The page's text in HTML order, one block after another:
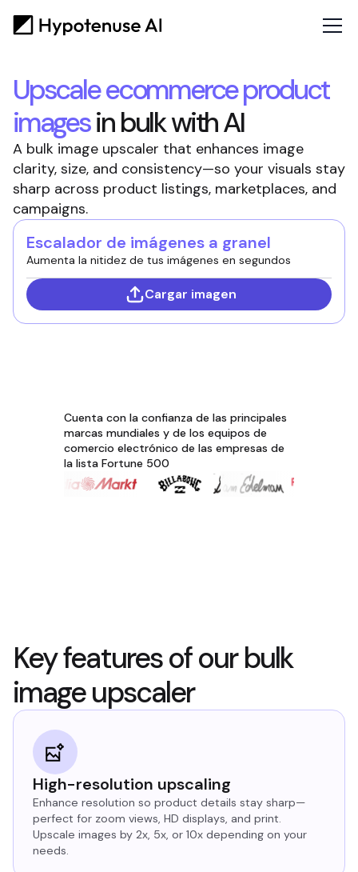
Upscaleecommerce product
imagesin bulk with AI
A bulk image upscaler that enhances image
clarity, size, and consistency—so your visuals stay
sharp across product listings, marketplaces, and
campaigns.
Escalador de imágenes a granel
Aumenta la nitidez de tus imágenes en segundos
Cargar imagen
Cuenta con la confianza de las principales
marcas mundiales y de los equipos de
comercio electrónico de las empresas de
la lista Fortune 500
Key features of our bulk
image upscaler
High-resolution upscaling
Enhance resolution so product details stay sharp—
perfect for zoom views, HD displays, and print.
Upscale images by 2x, 5x, or 10x depending on your
needs.